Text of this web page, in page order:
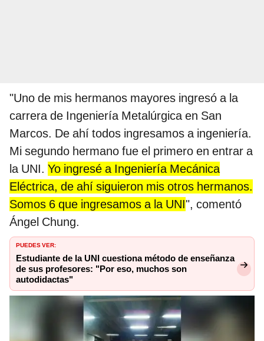
"Uno de mis hermanos mayores ingresó a la
carrera de Ingeniería Metalúrgica en San
Marcos. De ahí todos ingresamos a ingeniería.
Mi segundo hermano fue el primero en entrar a
la UNI. Yo ingresé a Ingeniería Mecánica
Eléctrica, de ahí siguieron mis otros hermanos.
Somos 6 que ingresamos a la UNI", comentó
Ángel Chung.
PUEDES VER:
Estudiante de la UNI cuestiona método de enseñanza
de sus profesores: "Por eso, muchos son
autodidactas"